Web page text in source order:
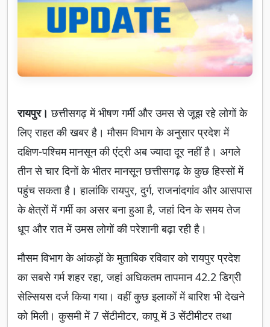
रायपुर। छत्तीसगढ़ में भीषण गर्मी और उमस से जूझ रहे लोगों के
लिए राहत की खबर है। मौसम विभाग के अनुसार प्रदेश में
दक्षिण-पश्चिम मानसून की एंट्री अब ज्यादा दूर नहीं है। अगले
तीन से चार दिनों के भीतर मानसून छत्तीसगढ़ के कुछ हिस्सों में
पहुंच सकता है। हालांकि रायपुर, दुर्ग, राजनांदगांव और आसपास
के क्षेत्रों में गर्मी का असर बना हुआ है, जहां दिन के समय तेज
धूप और रात में उमस लोगों की परेशानी बढ़ा रही है।
मौसम विभाग के आंकड़ों के मुताबिक रविवार को रायपुर प्रदेश
का सबसे गर्म शहर रहा, जहां अधिकतम तापमान 42.2 डिग्री
सेल्सियस दर्ज किया गया। वहीं कुछ इलाकों में बारिश भी देखने
को मिली। कुसमी में 7 सेंटीमीटर, कापू में 3 सेंटीमीटर तथा